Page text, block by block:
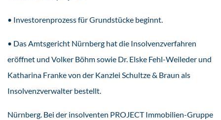
• Investorenprozess für Grundstücke beginnt.
• Das Amtsgericht Nürnberg hat die Insolvenzverfahren
eröffnet und Volker Böhm sowie Dr. Elske Fehl-Weileder und
Katharina Franke von der Kanzlei Schultze & Braun als
Insolvenzverwalter bestellt.
Nürnberg. Bei der insolventen PROJECT Immobilien-Gruppe